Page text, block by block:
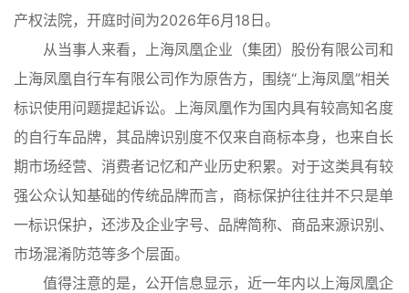
产权法院，开庭时间为2026年6月18日。
从当事人来看，上海凤凰企业（集团）股份有限公司和
上海凤凰自行车有限公司作为原告方，围绕“上海凤凰”相关
标识使用问题提起诉讼。上海凤凰作为国内具有较高知名度
的自行车品牌，其品牌识别度不仅来自商标本身，也来自长
期市场经营、消费者记忆和产业历史积累。对于这类具有较
强公众认知基础的传统品牌而言，商标保护往往并不只是单
一标识保护，还涉及企业字号、品牌简称、商品来源识别、
市场混淆防范等多个层面。
值得注意的是，公开信息显示，近一年内以上海凤凰企